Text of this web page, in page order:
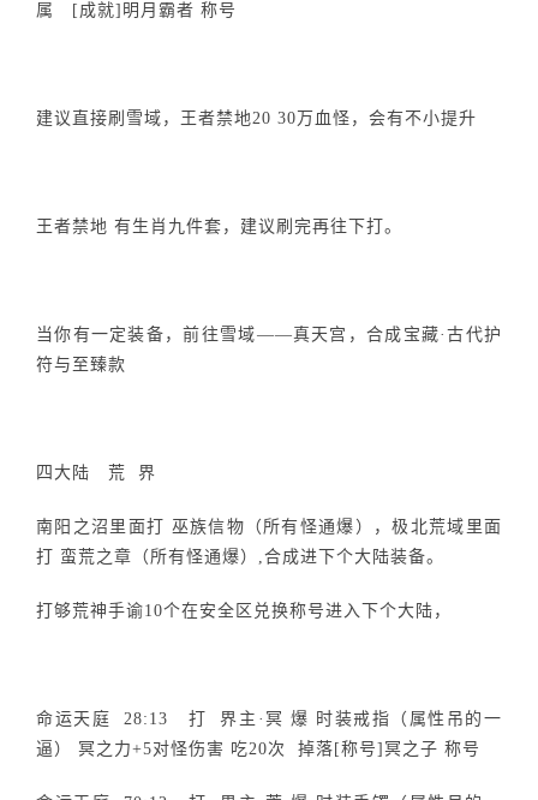
属 [成就]明月霸者 称号
建议直接刷雪域，王者禁地20 30万血怪，会有不小提升
王者禁地 有生肖九件套，建议刷完再往下打。
当你有一定装备，前往雪域——真天宫，合成宝藏·古代护
符与至臻款
四大陆 荒 界
南阳之沼里面打 巫族信物（所有怪通爆），极北荒域里面
打 蛮荒之章（所有怪通爆）,合成进下个大陆装备。
打够荒神手谕10个在安全区兑换称号进入下个大陆，
命运天庭 28:13 打 界主·冥 爆 时装戒指（属性吊的一
逼） 冥之力+5对怪伤害 吃20次 掉落[称号]冥之子 称号